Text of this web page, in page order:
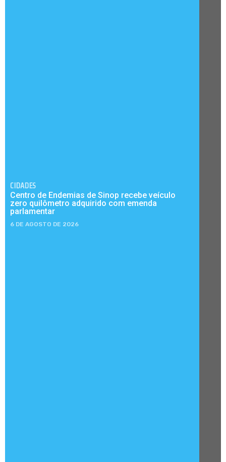
CIDADES
Centro de Endemias de Sinop recebe veículo
zero quilômetro adquirido com emenda
parlamentar
6 DE AGOSTO DE 2026